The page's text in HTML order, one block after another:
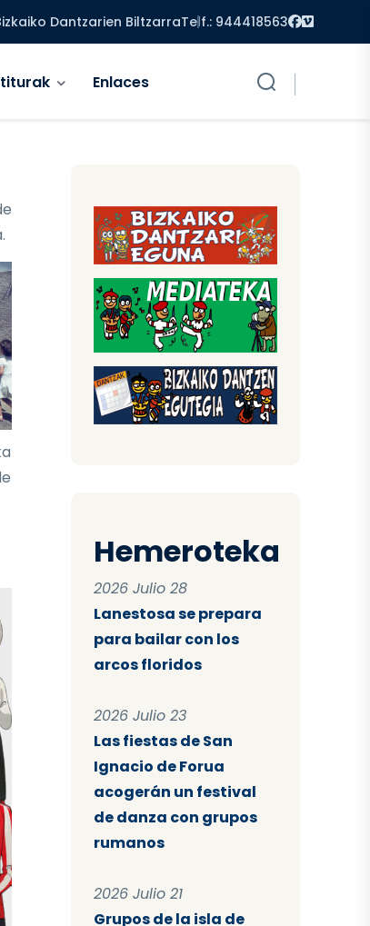
Dantzarien BiltzarraTelf.: 944418563 Facebook
Vimeo
Enlaces
Hemeroteka
2026 Julio 28
Lanestosa se prepara
para bailar con los
arcos floridos
2026 Julio 23
Las fiestas de San
Ignacio de Forua
acogerán un festival
de danza con grupos
rumanos
2026 Julio 21
Grupos de la isla de